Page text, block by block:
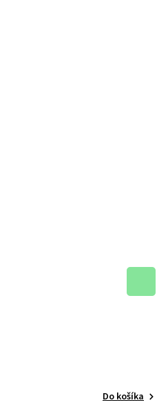
Do košíka